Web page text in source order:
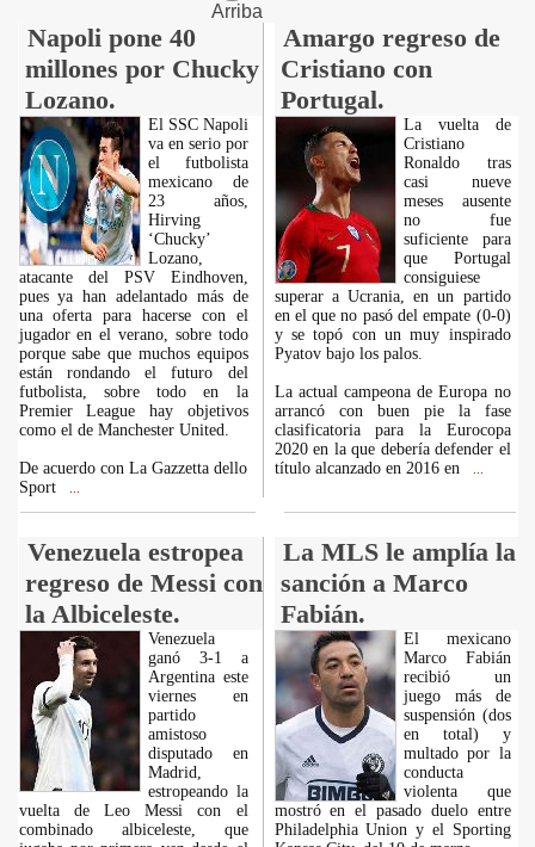
Arriba
Napoli pone 40
millones por Chucky
Lozano.
Amargo regreso de
Cristiano con
Portugal.
El SSC Napoli
va en serio por
el futbolista
mexicano de
23 años,
Hirving
‘Chucky’
Lozano,
atacante del PSV Eindhoven,
pues ya han adelantado más de
una oferta para hacerse con el
jugador en el verano, sobre todo
porque sabe que muchos equipos
están rondando el futuro del
futbolista, sobre todo en la
Premier League hay objetivos
como el de Manchester United.
De acuerdo con La Gazzetta dello
Sport
La vuelta de
Cristiano
Ronaldo tras
casi nueve
meses ausente
no fue
suficiente para
que Portugal
consiguiese
superar a Ucrania, en un partido
en el que no pasó del empate (0-0)
y se topó con un muy inspirado
Pyatov bajo los palos.
La actual campeona de Europa no
arrancó con buen pie la fase
clasificatoria para la Eurocopa
2020 en la que debería defender el
título alcanzado en 2016 en
Venezuela estropea
regreso de Messi con
la Albiceleste.
La MLS le amplía la
sanción a Marco
Fabián.
Venezuela
ganó 3-1 a
Argentina este
viernes en
partido
amistoso
disputado en
Madrid,
estropeando la
vuelta de Leo Messi con el
combinado albiceleste, que
El mexicano
Marco Fabián
recibió un
juego más de
suspensión (dos
en total) y
multado por la
conducta
violenta que
mostró en el pasado duelo entre
Philadelphia Union y el Sporting